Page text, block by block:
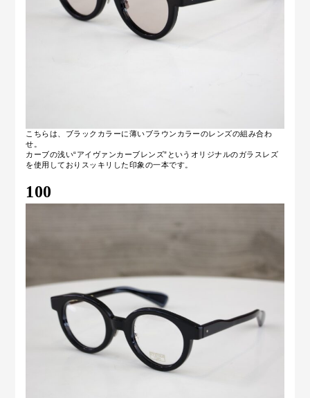
こちらは、ブラックカラーに薄いブラウンカラーのレンズの組み合わ
せ。
カーブの浅い“アイヴァンカーブレンズ”というオリジナルのガラスレズ
を使用しておりスッキリした印象の一本です。
100